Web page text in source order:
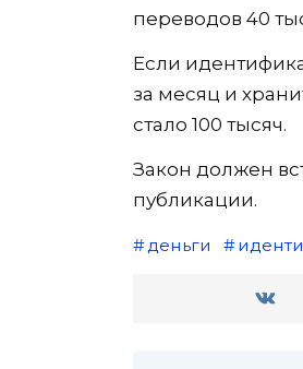
переводов 40
Если
за месяц и
стало 100 тысяч.
Закон должен
публикации.
деньги